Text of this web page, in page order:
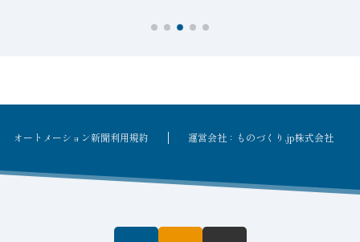
オートメーション新聞利用規約 運営会社：ものづくり.jp株式会社